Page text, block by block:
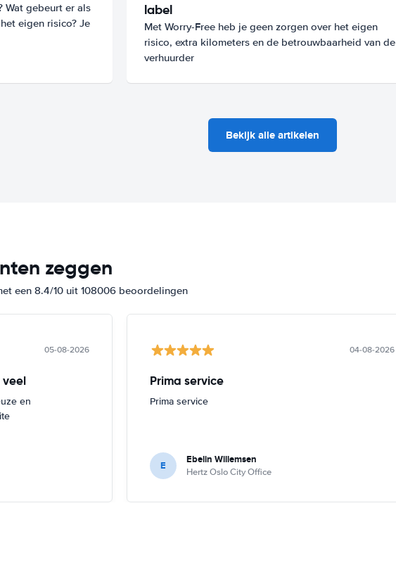
Wat gebeurt er als
eigen risico? Je
label
Met Worry-Free heb je geen zorgen over het eigen
risico, extra kilometers en de betrouwbaarheid van de
verhuurder
Bekijk alle artikelen
zeggen
een 8.4/10 uit 108006 beoordelingen
05-08-2026
en
04-08-2026
Prima service
Prima service
E Ebelin Willemsen
Hertz Oslo City Office